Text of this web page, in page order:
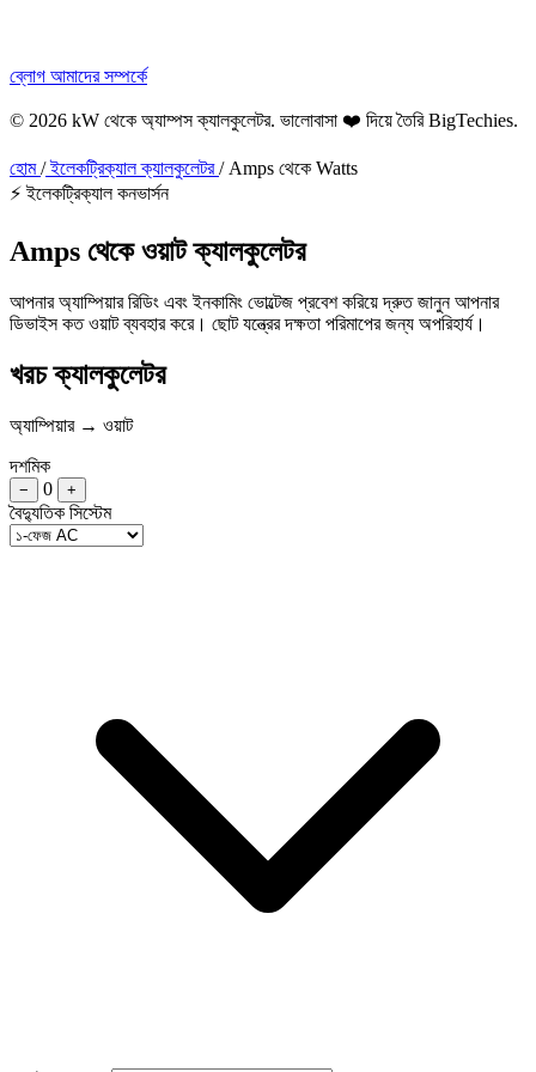
ব্লোগ আমাদের সম্পর্কে
© 2026 kW থেকে অ্যাম্পস ক্যালকুলেটর. ভালোবাসা ❤️ দিয়ে তৈরিBigTechies.
হোম/ইলেকট্রিক্যাল ক্যালকুলেটর/Amps থেকে Watts
⚡ ইলেকট্রিক্যাল কনভার্সন
Amps থেকেওয়াটক্যালকুলেটর
আপনার অ্যাম্পিয়ার রিডিং এবং ইনকামিং ভোল্টেজ প্রবেশ করিয়ে দ্রুত জানুন আপনার
ডিভাইস কত ওয়াট ব্যবহার করে। ছোট যন্ত্রের দক্ষতা পরিমাপের জন্য অপরিহার্য।
খরচ ক্যালকুলেটর
অ্যাম্পিয়ার → ওয়াট
দশমিক
− 0 +
বৈদ্যুতিক সিস্টেম